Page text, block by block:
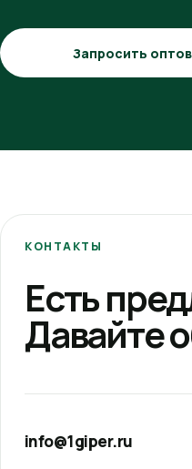
Запросить
КОНТАКТЫ
Есть
Давайте
info@1giper.ru